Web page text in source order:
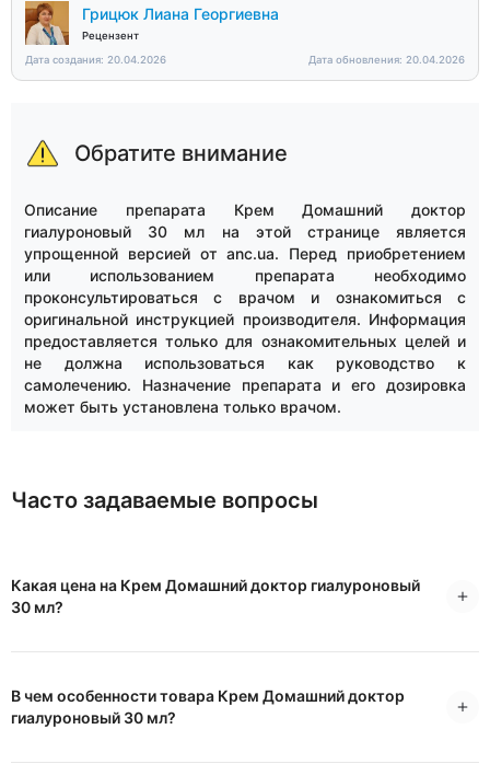
Грицюк Лиана Георгиевна
Рецензент
Дата создания: 20.04.2026
Дата обновления: 20.04.2026
Обратите внимание
Описание препарата Крем Домашний доктор
гиалуроновый 30 мл на этой странице является
упрощенной версией от anc.ua. Перед приобретением
или использованием препарата необходимо
проконсультироваться с врачом и ознакомиться с
оригинальной инструкцией производителя. Информация
предоставляется только для ознакомительных целей и
не должна использоваться как руководство к
самолечению. Назначение препарата и его дозировка
может быть установлена только врачом.
Часто задаваемые вопросы
Какая цена на Крем Домашний доктор гиалуроновый
30 мл?
В чем особенности товара Крем Домашний доктор
гиалуроновый 30 мл?